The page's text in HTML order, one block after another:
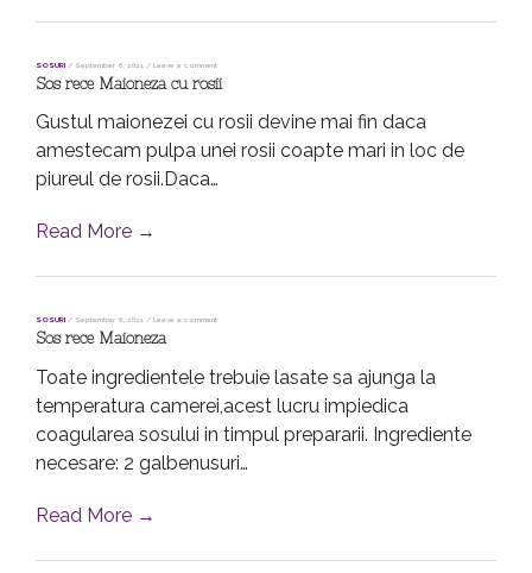
SOSURI / September 6, 2021 / Leave a comment
Sos rece Maioneza cu rosii
Gustul maionezei cu rosii devine mai fin daca
amestecam pulpa unei rosii coapte mari in loc de
piureul de rosii.Daca…
Read More →
SOSURI / September 6, 2021 / Leave a comment
Sos rece Maioneza
Toate ingredientele trebuie lasate sa ajunga la
temperatura camerei,acest lucru impiedica
coagularea sosului in timpul prepararii. Ingrediente
necesare: 2 galbenusuri…
Read More →